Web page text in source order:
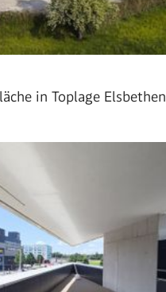
in Toplage Elsbethen